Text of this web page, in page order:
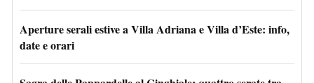
Aperture serali estive a Villa Adriana e Villa d’Este: info,
date e orari